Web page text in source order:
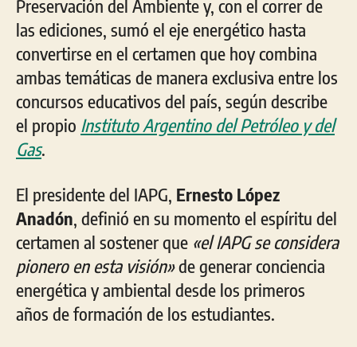
Preservación del Ambiente y, con el correr de
las ediciones, sumó el eje energético hasta
convertirse en el certamen que hoy combina
ambas temáticas de manera exclusiva entre los
concursos educativos del país, según describe
el propio Instituto Argentino del Petróleo y del
Gas.
El presidente del IAPG, Ernesto López
Anadón, definió en su momento el espíritu del
certamen al sostener que «el IAPG se considera
pionero en esta visión»de generar conciencia
energética y ambiental desde los primeros
años de formación de los estudiantes.